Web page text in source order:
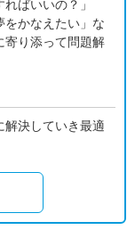
ばいいの？」
をかなえたい」な
寄り添って問題解
解決していき最適